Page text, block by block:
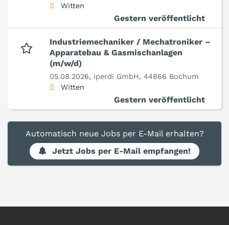
Witten
Gestern veröffentlicht
Industriemechaniker / Mechatroniker –
Apparatebau & Gasmischanlagen
(m/w/d)
05.08.2026, iperdi GmbH, 44866 Bochum
Witten
Gestern veröffentlicht
Automatisch neue Jobs per E-Mail erhalten?
Jetzt Jobs per E-Mail empfangen!